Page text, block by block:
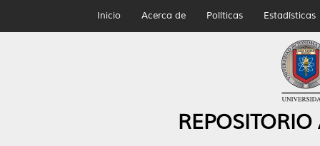
Inicio Acerca de Políticas Estadísticas